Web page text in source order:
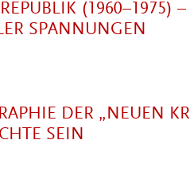
(1960–1975)
SPANNUNGEN
DER „NEUEN
SEIN